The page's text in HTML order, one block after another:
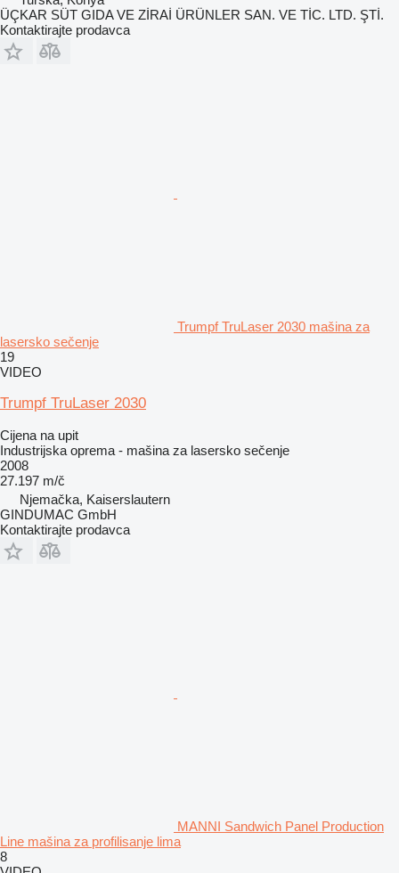
ÜÇKAR SÜT GIDA VE ZİRAİ ÜRÜNLER SAN. VE TİC. LTD. ŞTİ.
Kontaktirajte prodavca
Trumpf TruLaser 2030 mašina za
lasersko sečenje
19
VIDEO
Trumpf TruLaser 2030
Cijena na upit
Industrijska oprema - mašina za lasersko sečenje
2008
27.197 m/č
Njemačka, Kaiserslautern
GINDUMAC GmbH
Kontaktirajte prodavca
MANNI Sandwich Panel Production
Line mašina za profilisanje lima
8